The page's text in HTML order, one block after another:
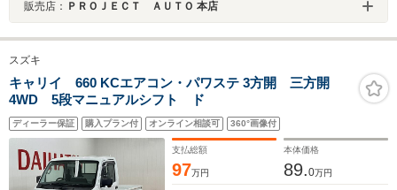
販売店： ＰＲＯＪＥＣＴ ＡＵＴＯ 本店
スズキ
キャリイ 660 KCエアコン・パワステ 3方開 三方開
4WD 5段マニュアルシフト ド
ディーラー保証 購入プラン付 オンライン相談可 360°画像付
支払総額
97万円
本体価格
89.0万円